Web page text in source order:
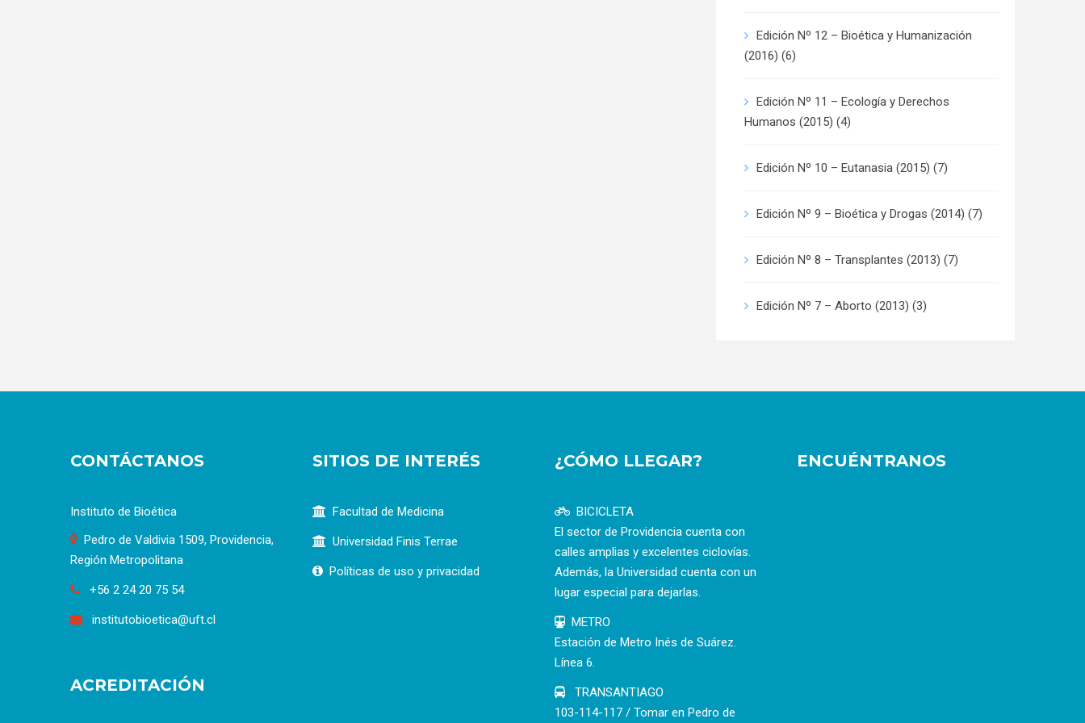
Edición Nº 12 – Bioética y Humanización
(2016) (6)
Edición Nº 11 – Ecología y Derechos
Humanos (2015) (4)
Edición Nº 10 – Eutanasia (2015) (7)
Edición Nº 9 – Bioética y Drogas (2014) (7)
Edición Nº 8 – Transplantes (2013) (7)
Edición Nº 7 – Aborto (2013) (3)
CONTÁCTANOS
Instituto de Bioética
Pedro de Valdivia 1509, Providencia,
Región Metropolitana
+56 2 24 20 75 54
institutobioetica@uft.cl
ACREDITACIÓN
SITIOS DE INTERÉS
Facultad de Medicina
Universidad Finis Terrae
Políticas de uso y privacidad
¿CÓMO LLEGAR?
BICICLETA
El sector de Providencia cuenta con
calles amplias y excelentes ciclovías.
Además, la Universidad cuenta con un
lugar especial para dejarlas.
METRO
Estación de Metro Inés de Suárez.
Línea 6.
TRANSANTIAGO
103-114-117 / Tomar en Pedro de
ENCUÉNTRANOS